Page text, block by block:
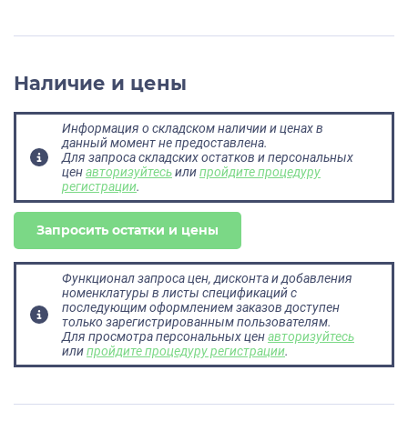
Наличие и цены
Информация о складском наличии и ценах в
данный момент не предоставлена.
Для запроса складских остатков и персональных
ценавторизуйтесьилипройдите процедуру
регистрации.
Запросить остатки и цены
Функционал запроса цен, дисконта и добавления
номенклатуры в листы спецификаций с
последующим оформлением заказов доступен
только зарегистрированным пользователям.
Для просмотра персональных ценавторизуйтесь
илипройдите процедуру регистрации.